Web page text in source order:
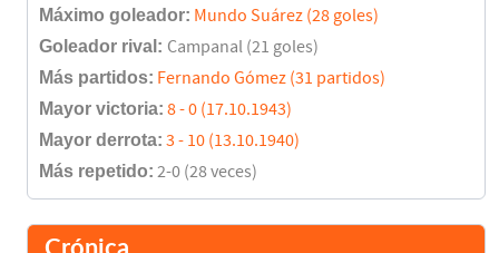
Máximo goleador: Mundo Suárez (28 goles)
Goleador rival: Campanal (21 goles)
Más partidos: Fernando Gómez (31 partidos)
Mayor victoria: 8 - 0 (17.10.1943)
Mayor derrota: 3 - 10 (13.10.1940)
Más repetido: 2-0 (28 veces)
Crónica